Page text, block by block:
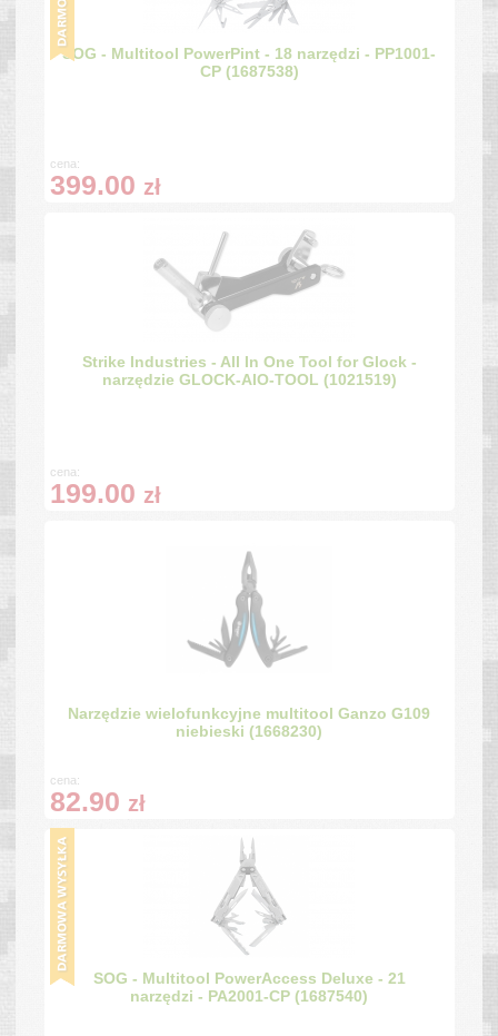
SOG - Multitool PowerPint - 18 narzędzi - PP1001-
CP (1687538)
cena:
399.00 zł
Strike Industries - All In One Tool for Glock -
narzędzie GLOCK-AIO-TOOL (1021519)
cena:
199.00 zł
Narzędzie wielofunkcyjne multitool Ganzo G109
niebieski (1668230)
cena:
82.90 zł
SOG - Multitool PowerAccess Deluxe - 21
narzędzi - PA2001-CP (1687540)